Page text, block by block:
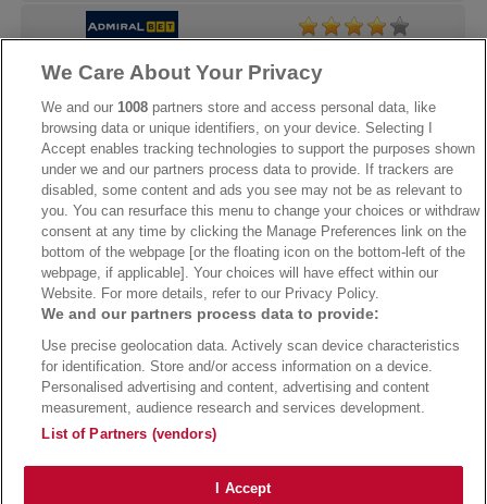
→AdmiralBet Bonus →AdmiralBet besuchen
→Bwin Bonus →Bwin besuchen
Alle Anbieter auf dieser Webseite sind offiziell in Deutschland
Bundesligatrend Fussball Bundesliga Tipps
Verantwortung!
We Care About Your Privacy
We and our1008 partners store and access personal data, like
browsing data or unique identifiers, on your device. Selecting I
Accept enables tracking technologies to support the purposes shown
under we and our partners process data to provide. If trackers are
disabled, some content and ads you see may not be as relevant to
you. You can resurface this menu to change your choices or withdraw
consent at any time by clicking the Manage Preferences link on the
bottom of the webpage [or the floating icon on the bottom-left of the
webpage, if applicable]. Your choices will have effect within our
Website. For more details, refer to our Privacy Policy.
We and our partners process data to provide:
Use precise geolocation data. Actively scan device characteristics
for identification. Store and/or access information on a device.
Personalised advertising and content, advertising and content
measurement, audience research and services development.
List of Partners (vendors)
I Accept